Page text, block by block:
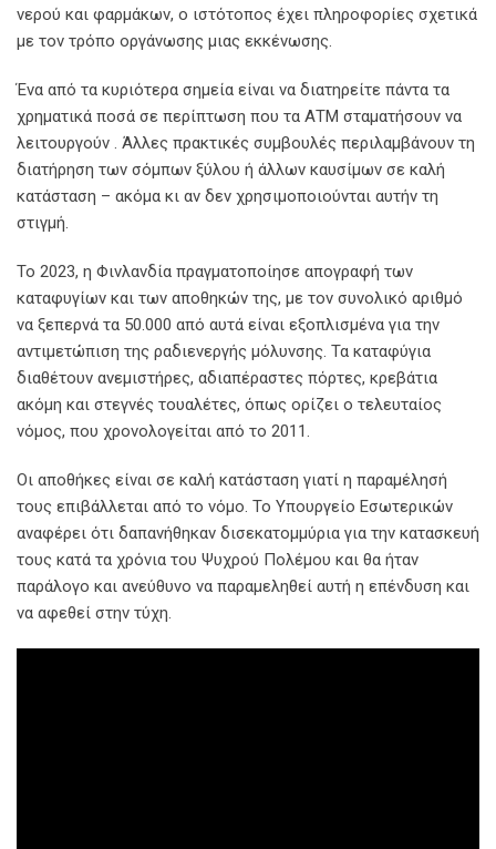
νερού και φαρμάκων, ο ιστότοπος έχει πληροφορίες σχετικά
με τον τρόπο οργάνωσης μιας εκκένωσης.
Ένα από τα κυριότερα σημεία είναι να διατηρείτε πάντα τα
χρηματικά ποσά σε περίπτωση που τα ΑΤΜ σταματήσουν να
λειτουργούν . Άλλες πρακτικές συμβουλές περιλαμβάνουν τη
διατήρηση των σόμπων ξύλου ή άλλων καυσίμων σε καλή
κατάσταση – ακόμα κι αν δεν χρησιμοποιούνται αυτήν τη
στιγμή.
Το 2023, η Φινλανδία πραγματοποίησε απογραφή των
καταφυγίων και των αποθηκών της, με τον συνολικό αριθμό
να ξεπερνά τα 50.000 από αυτά είναι εξοπλισμένα για την
αντιμετώπιση της ραδιενεργής μόλυνσης. Τα καταφύγια
διαθέτουν ανεμιστήρες, αδιαπέραστες πόρτες, κρεβάτια
ακόμη και στεγνές τουαλέτες, όπως ορίζει ο τελευταίος
νόμος, που χρονολογείται από το 2011.
Οι αποθήκες είναι σε καλή κατάσταση γιατί η παραμέλησή
τους επιβάλλεται από το νόμο. Το Υπουργείο Εσωτερικών
αναφέρει ότι δαπανήθηκαν δισεκατομμύρια για την κατασκευή
τους κατά τα χρόνια του Ψυχρού Πολέμου και θα ήταν
παράλογο και ανεύθυνο να παραμεληθεί αυτή η επένδυση και
να αφεθεί στην τύχη.